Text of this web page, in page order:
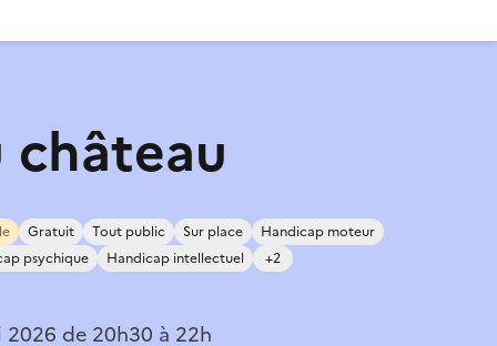
château
Gratuit Tout public Sur place
Handicap moteur
psychique
Handicap intellectuel +2
de 20h30 à 22h